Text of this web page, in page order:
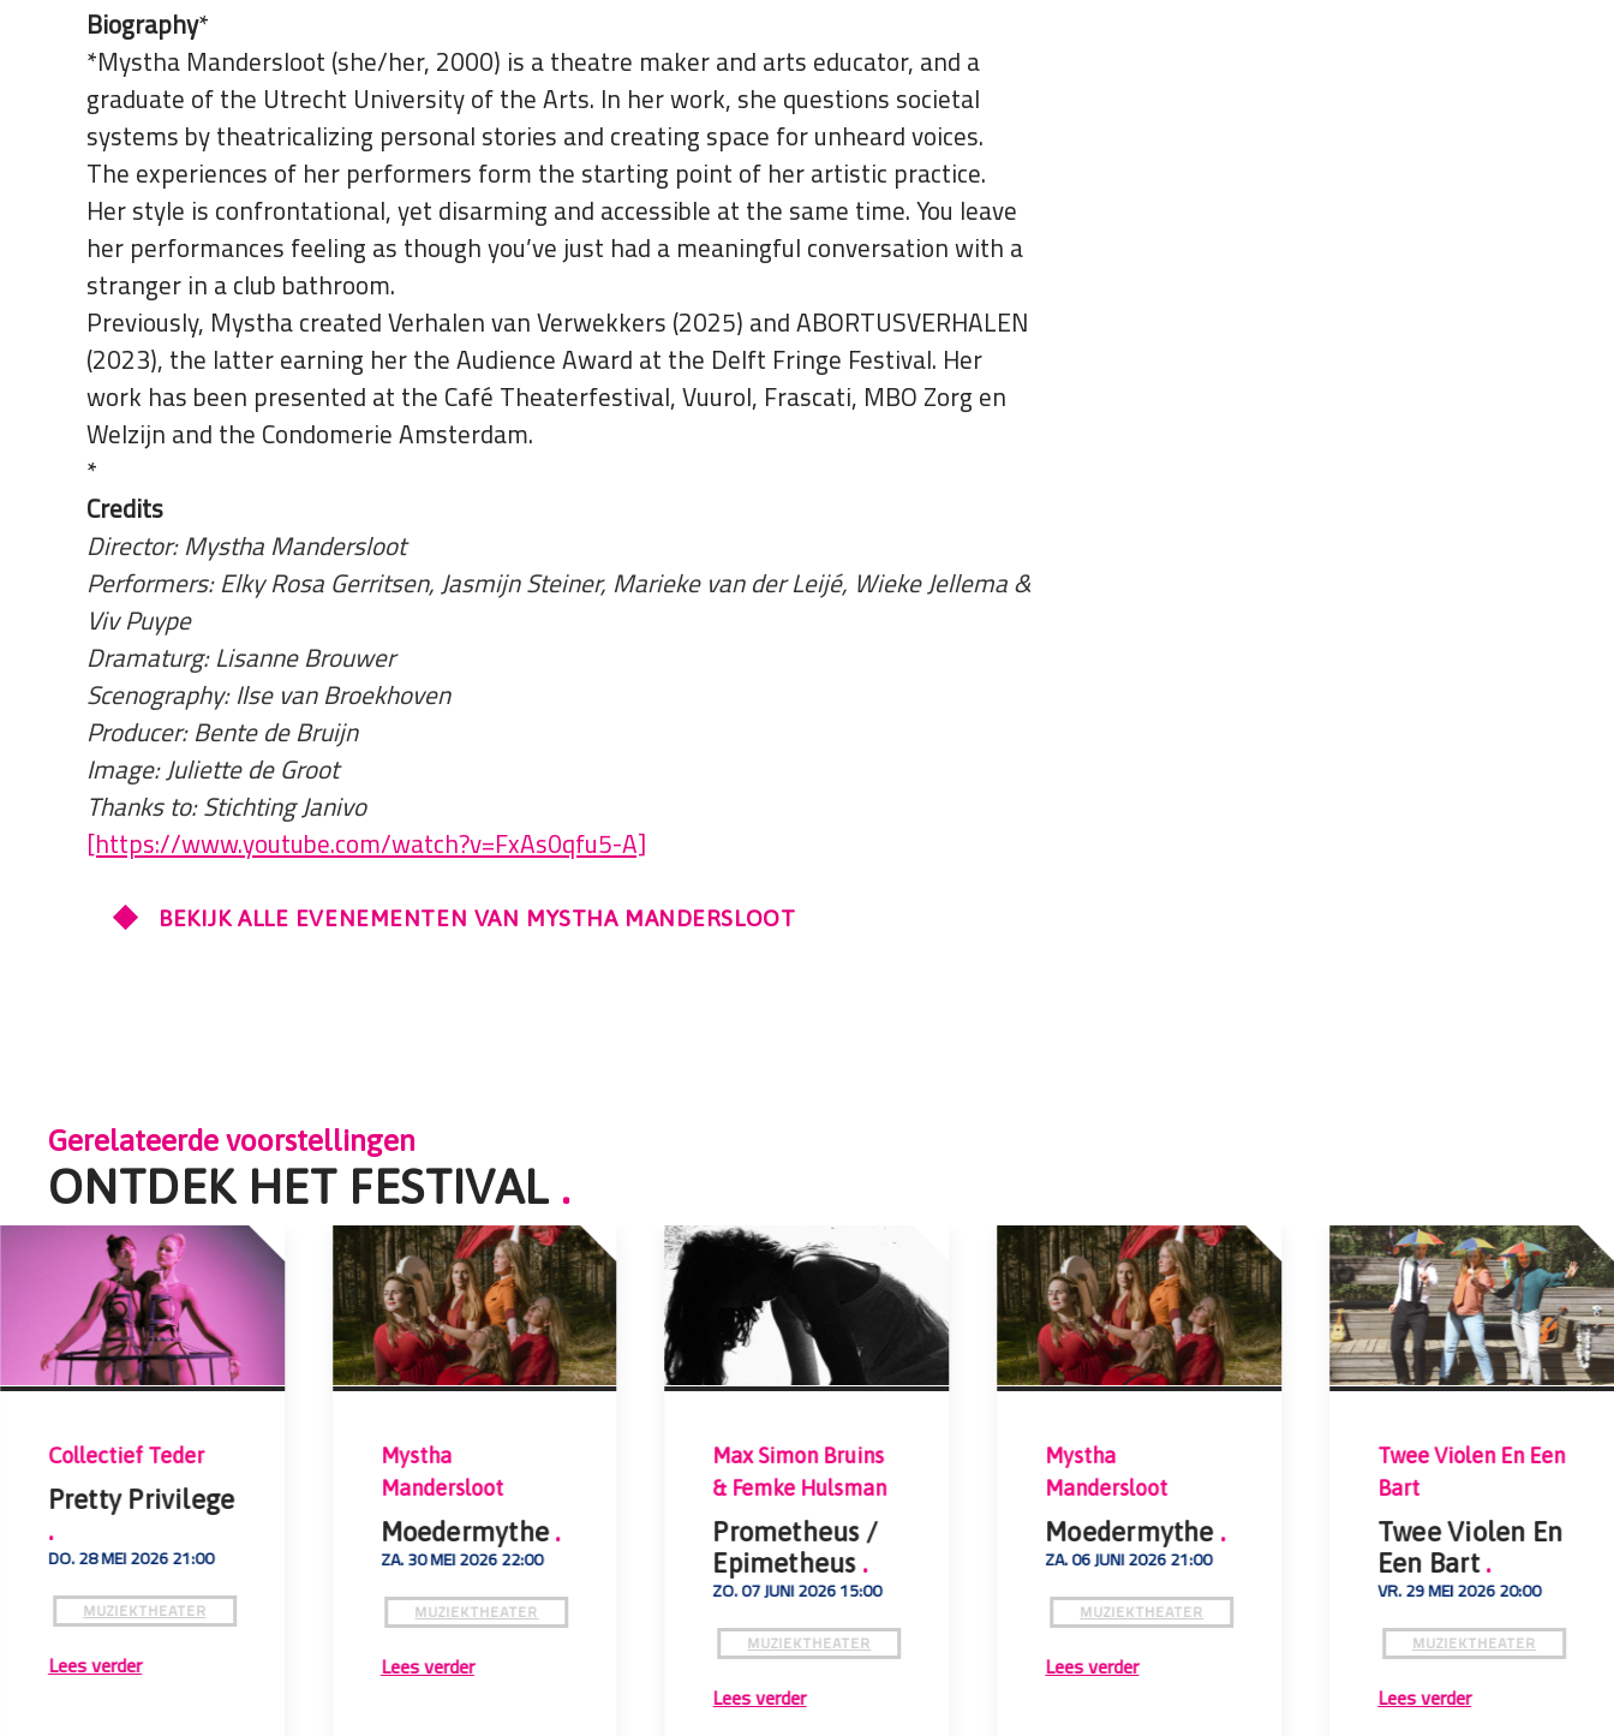
Biography*
*Mystha Mandersloot (she/her, 2000) is a theatre maker and arts educator, and a
graduate of the Utrecht University of the Arts. In her work, she questions societal
systems by theatricalizing personal stories and creating space for unheard voices.
The experiences of her performers form the starting point of her artistic practice.
Her style is confrontational, yet disarming and accessible at the same time. You leave
her performances feeling as though you’ve just had a meaningful conversation with a
stranger in a club bathroom.
Previously, Mystha created Verhalen van Verwekkers (2025) and ABORTUSVERHALEN
(2023), the latter earning her the Audience Award at the Delft Fringe Festival. Her
work has been presented at the Café Theaterfestival, Vuurol, Frascati, MBO Zorg en
Welzijn and the Condomerie Amsterdam.
*
Credits
Director: Mystha Mandersloot
Performers: Elky Rosa Gerritsen, Jasmijn Steiner, Marieke van der Leijé, Wieke Jellema &
Viv Puype
Dramaturg: Lisanne Brouwer
Scenography: Ilse van Broekhoven
Producer: Bente de Bruijn
Image: Juliette de Groot
Thanks to: Stichting Janivo
[https://www.youtube.com/watch?v=FxAs0qfu5-A]
BEKIJK ALLE EVENEMENTEN VAN MYSTHA MANDERSLOOT
Gerelateerde voorstellingen
ONTDEK HET FESTIVAL .
Collectief Teder
Pretty Privilege
.
DO. 28 MEI 2026 21:00
MUZIEKTHEATER
Lees verder
Mystha
Mandersloot
Moedermythe.
ZA. 30 MEI 2026 22:00
MUZIEKTHEATER
Lees verder
Max Simon Bruins
& Femke Hulsman
Prometheus /
Epimetheus .
ZO. 07 JUNI 2026 15:00
MUZIEKTHEATER
Lees verder
Mystha
Mandersloot
Moedermythe .
ZA. 06 JUNI 2026 21:00
MUZIEKTHEATER
Lees verder
Twee Violen En Een
Bart
Twee Violen En
Een Bart.
VR. 29 MEI 2026 20:00
MUZIEKTHEATER
Lees verder